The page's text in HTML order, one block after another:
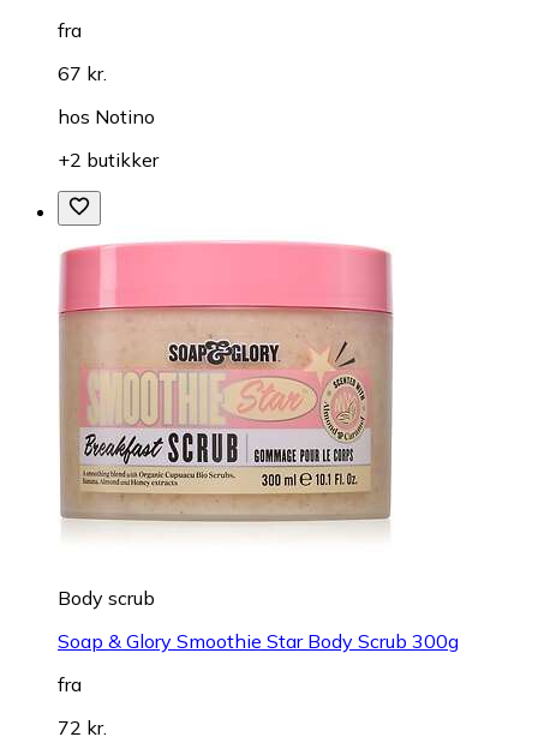
fra
67 kr.
hos Notino
+2 butikker
Body scrub
Soap & Glory Smoothie Star Body Scrub 300g
fra
72 kr.